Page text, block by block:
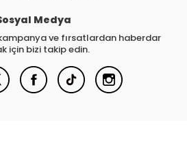
Medya
ve fırsatlardan haberdar
için bizi takip edin.